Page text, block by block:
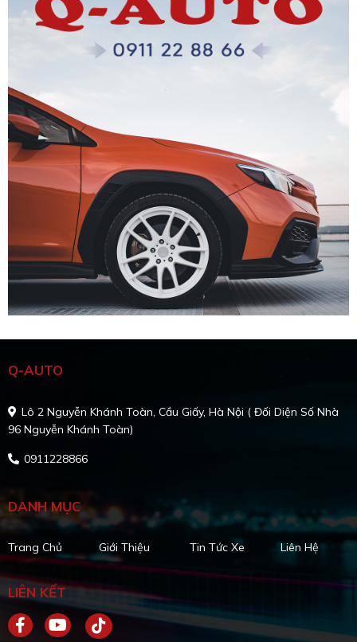
Q-AUTO
Lô 2 Nguyễn Khánh Toàn, Cầu Giấy, Hà Nội ( Đối Diện Số Nhà
96 Nguyễn Khánh Toàn)
0911228866
DANH MỤC
Trang Chủ Giới Thiệu Tin Tức Xe Liên Hệ
LIÊN KẾT